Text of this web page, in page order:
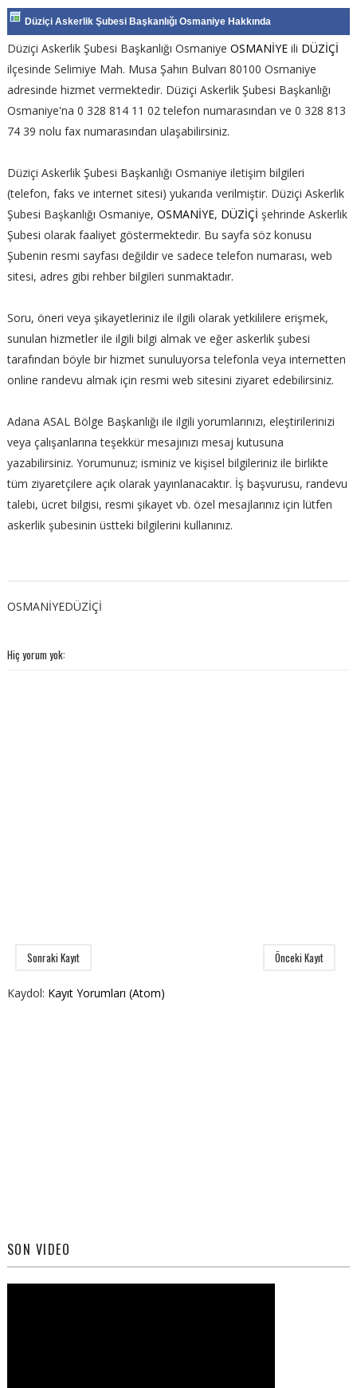
Düziçi Askerlik Şubesi Başkanlığı Osmaniye Hakkında
Düziçi Askerlik Şubesi Başkanlığı Osmaniye OSMANİYEili DÜZİÇİ
ilçesinde Selimiye Mah. Musa Şahın Bulvarı 80100 Osmaniye
adresinde hizmet vermektedir. Düziçi Askerlik Şubesi Başkanlığı
Osmaniye'na 0 328 814 11 02 telefon numarasından ve 0 328 813
74 39 nolu fax numarasından ulaşabilirsiniz.
Düziçi Askerlik Şubesi Başkanlığı Osmaniye iletişim bilgileri
(telefon, faks ve internet sitesi) yukarıda verilmiştir. Düziçi Askerlik
Şubesi Başkanlığı Osmaniye, OSMANİYE, DÜZİÇİ şehrinde Askerlik
Şubesi olarak faaliyet göstermektedir. Bu sayfa söz konusu
Şubenin resmi sayfası değildir ve sadece telefon numarası, web
sitesi, adres gibi rehber bilgileri sunmaktadır.
Soru, öneri veya şikayetleriniz ile ilgili olarak yetkililere erişmek,
sunulan hizmetler ile ilgili bilgi almak ve eğer askerlik şubesi
tarafından böyle bir hizmet sunuluyorsa telefonla veya internetten
online randevu almak için resmi web sitesini ziyaret edebilirsiniz.
Adana ASAL Bölge Başkanlığı ile ilgili yorumlarınızı, eleştirilerinizi
veya çalışanlarına teşekkür mesajınızı mesaj kutusuna
yazabilirsiniz. Yorumunuz; isminiz ve kişisel bilgileriniz ile birlikte
tüm ziyaretçilere açık olarak yayınlanacaktır. İş başvurusu, randevu
talebi, ücret bilgisi, resmi şikayet vb. özel mesajlarınız için lütfen
askerlik şubesinin üstteki bilgilerini kullanınız.
OSMANİYEDÜZİÇİ
Hiç yorum yok:
Sonraki Kayıt Önceki Kayıt
Kaydol: Kayıt Yorumları (Atom)
SON VIDEO